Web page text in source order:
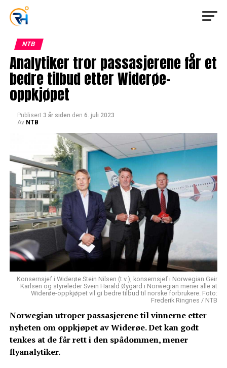
NTB
Analytiker tror passasjerene får et
bedre tilbud etter Widerøe-
oppkjøpet
Publisert 3 år siden den 6. juli 2023
Av NTB
Konsernsjef i Widerøe Stein Nilsen (t.v.), konsernsjef i Norwegian Geir
Karlsen og styreleder Svein Harald Øygard i Norwegian mener alle at
Widerøe-oppkjøpet vil gi bedre tilbud til norske forbrukere. Foto:
Frederik Ringnes / NTB
Norwegian utroper passasjerene til vinnerne etter
nyheten om oppkjøpet av Widerøe. Det kan godt
tenkes at de får rett i den spådommen, mener
flyanalytiker.